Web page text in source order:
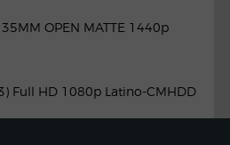
OPEN MATTE 1440p
Full HD 1080p Latino-CMHDD